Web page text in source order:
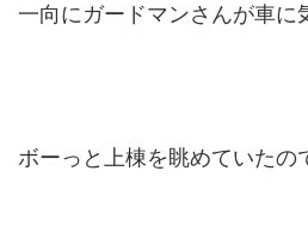
一向にガードマンさんが車に
ボーっと上棟を眺めていたの